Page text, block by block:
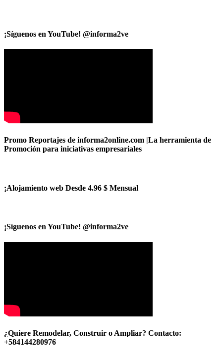
¡Síguenos en YouTube! @informa2ve
Promo Reportajes de informa2online.com |La herramienta de
Promoción para iniciativas empresariales
¡Alojamiento web Desde 4.96 $ Mensual
¡Síguenos en YouTube! @informa2ve
¿Quiere Remodelar, Construir o Ampliar? Contacto:
+584144280976